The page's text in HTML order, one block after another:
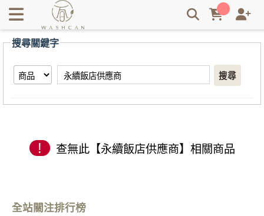
【永續飯店供應商】搜尋結果 | Washcan瓦士肯
搜尋關鍵字
搜尋
! 查無此【永續飯店供應商】相關商品
全站關注排行榜